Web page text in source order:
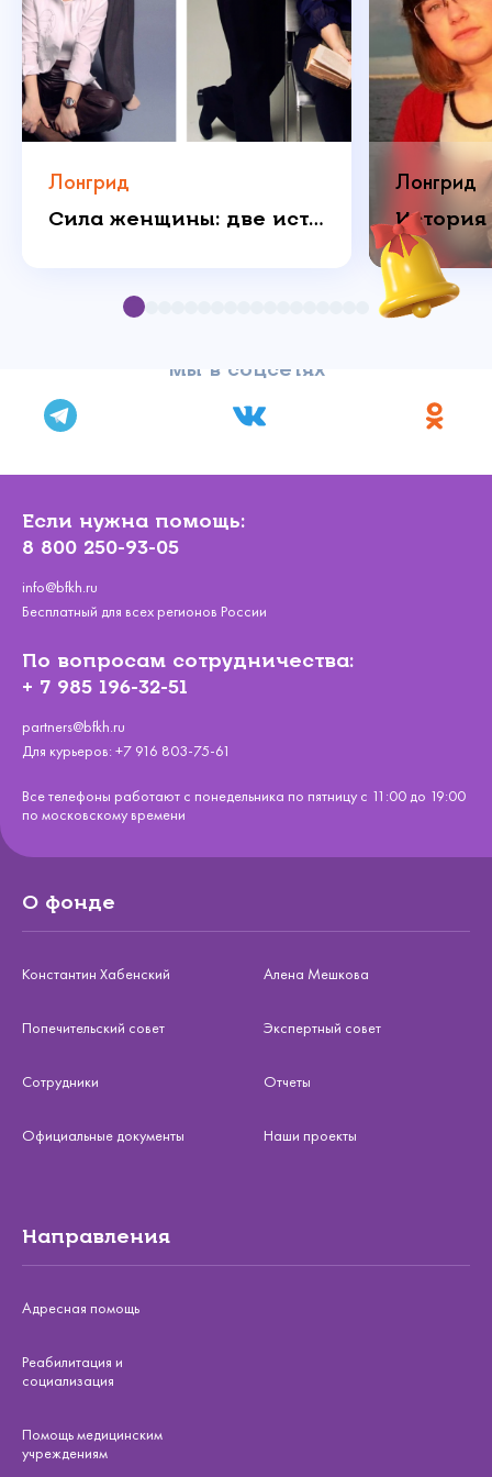
Лонгрид
Сила женщины: две истории о любви, которая побеждает
Лонгрид
Мы в соцсетях
Если нужна помощь:
8 800 250-93-05
info@bfkh.ru
Бесплатный для всех регионов России
По вопросам сотрудничества:
+ 7 985 196-32-51
partners@bfkh.ru
Для курьеров: +7 916 803-75-61
Все телефоны работают с понедельника по пятницу с 11:00 до 19:00
по московскому времени
О фонде
Константин Хабенский Алена Мешкова
Попечительский совет Экспертный совет
Сотрудники Отчеты
Официальные документы Наши проекты
Направления
Адресная помощь
Реабилитация и
социализация
Помощь медицинским
учреждениям